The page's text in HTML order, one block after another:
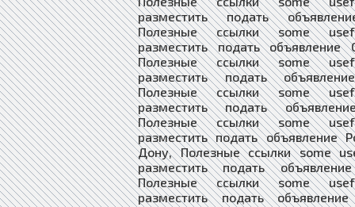
разместить подать
Полезные ссылки some
разместить подать объявление
Полезные ссылки some
разместить подать
Полезные ссылки some
разместить подать
Полезные ссылки some
разместить подать объявление
Дону, Полезные ссылки some
разместить подать
Полезные ссылки some
разместить подать